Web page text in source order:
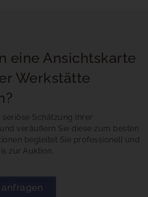
eine Ansichtskarte
Werkstätte
seriöse Schätzung Ihrer
veräußern Sie diese zum besten
begleitet Sie professionell und
zur Auktion.